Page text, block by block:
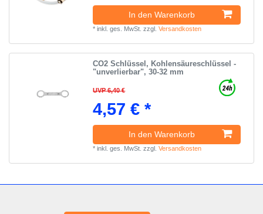
In den Warenkorb
*inkl. ges. MwSt. zzgl.Versandkosten
CO2 Schlüssel, Kohlensäureschlüssel -
"unverlierbar", 30-32 mm
UVP 6,40 €
4,57 € *
In den Warenkorb
*inkl. ges. MwSt. zzgl.Versandkosten